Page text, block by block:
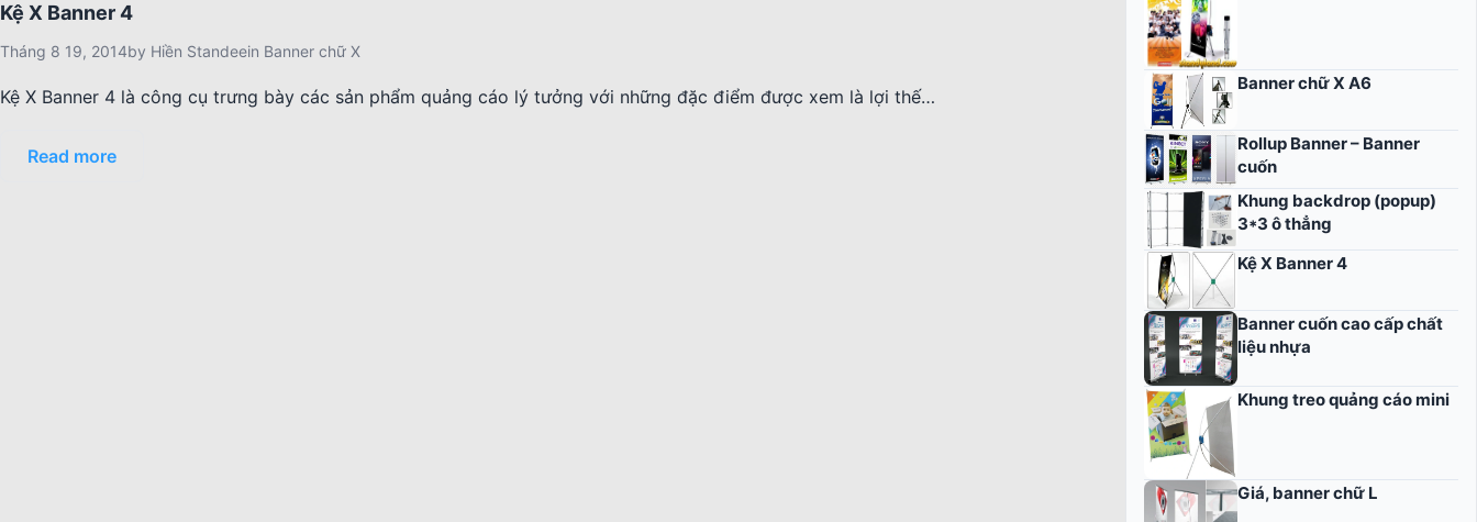
Kệ X Banner 4
Tháng 8 19, 2014by Hiền Standeein Banner chữ X
Kệ X Banner 4 là công cụ trưng bày các sản phẩm quảng cáo lý tưởng với những đặc điểm được xem là lợi thế…
Read more
Banner chữ X A6
Rollup Banner – Banner
cuốn
Khung backdrop (popup)
3*3 ô thẳng
Kệ X Banner 4
Banner cuốn cao cấp chất
liệu nhựa
Khung treo quảng cáo mini
Giá, banner chữ L